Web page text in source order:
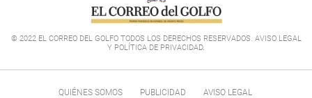
© 2022 EL CORREO DEL GOLFO TODOS LOS DERECHOS RESERVADOS. AVISO LEGAL
Y POLÍTICA DE PRIVACIDAD.
QUIÉNES SOMOS PUBLICIDAD AVISO LEGAL